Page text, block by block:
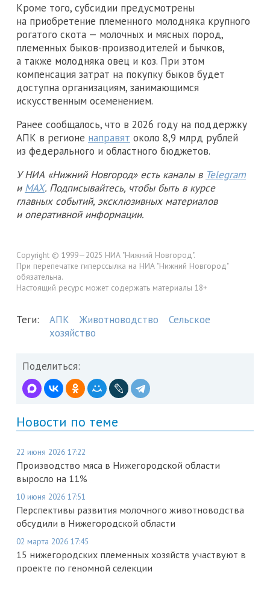
Кроме того, субсидии предусмотрены
на приобретение племенного молодняка крупного
рогатого скота — молочных и мясных пород,
племенных быков-производителей и бычков,
а также молодняка овец и коз. При этом
компенсация затрат на покупку быков будет
доступна организациям, занимающимся
искусственным осеменением.
Ранее сообщалось, что в 2026 году на поддержку
АПК в регионе направят около 8,9 млрд рублей
из федерального и областного бюджетов.
У НИА «Нижний Новгород» есть каналы в Telegram
и MAX. Подписывайтесь, чтобы быть в курсе
главных событий, эксклюзивных материалов
и оперативной информации.
Copyright © 1999—2025 НИА "Нижний Новгород".
При перепечатке гиперссылка на НИА "Нижний Новгород"
обязательна.
Настоящий ресурс может содержать материалы 18+
Теги: АПК Животноводство
Сельское
хозяйство
Поделиться:
Новости по теме
22 июня 2026 17:22
Производство мяса в Нижегородской области
выросло на 11%
10 июня 2026 17:51
Перспективы развития молочного животноводства
обсудили в Нижегородской области
02 марта 2026 17:45
15 нижегородских племенных хозяйств участвуют в
проекте по геномной селекции